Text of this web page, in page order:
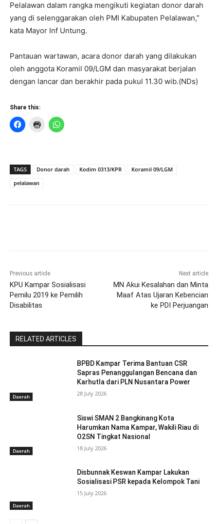
Pelalawan dalam rangka mengikuti kegiatan donor darah
yang di selenggarakan oleh PMI Kabupaten Pelalawan,”
kata Mayor Inf Untung.
Pantauan wartawan, acara donor darah yang dilakukan
oleh anggota Koramil 09/LGM dan masyarakat berjalan
dengan lancar dan berakhir pada pukul 11.30 wib.(NDs)
Share this:
TAGS Donor darah Kodim 0313/KPR
Koramil 09/LGM
pelalawan
Previous article
KPU Kampar Sosialisasi
Pemilu 2019 ke Pemilih
Disabilitas
Next article
MN Akui Kesalahan dan Minta
Maaf Atas Ujaran Kebencian
ke PDI Perjuangan
RELATED ARTICLES
Daerah
BPBD Kampar Terima Bantuan CSR
Sapras Penanggulangan Bencana dan
Karhutla dari PLN Nusantara Power
28 July 2026
Daerah
Siswi SMAN 2 Bangkinang Kota
Harumkan Nama Kampar, Wakili Riau di
O2SN Tingkat Nasional
18 July 2026
Daerah
Disbunnak Keswan Kampar Lakukan
Sosialisasi PSR kepada Kelompok Tani
15 July 2026